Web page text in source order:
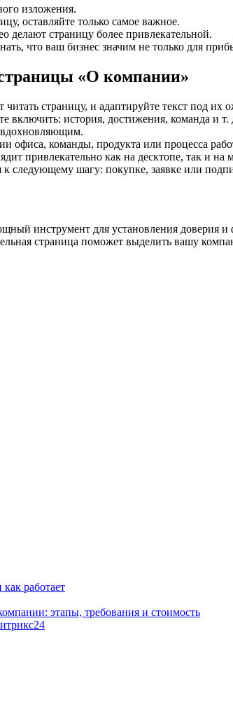
изложения.
оставляйте только самое важное.
делают страницу более привлекательной.
что ваш бизнес значим не только для
«О компании»
страницу, и адаптируйте текст под их
включить: история, достижения, команда и т.
офиса, команды, продукта или процесса
привлекательно как на десктопе, так и на
к следующему шагу: покупке, заявке или
инструмент для установления доверия
страница поможет выделить вашу
работает
этапы, требования и стоимость